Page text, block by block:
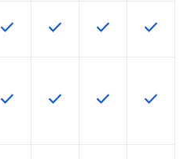
Esta funcionalidade está
check Esta funcionalidade está
check Esta
check Esta
check
Esta funcionalidade está
check Esta funcionalidade está
check Esta
check Esta
check